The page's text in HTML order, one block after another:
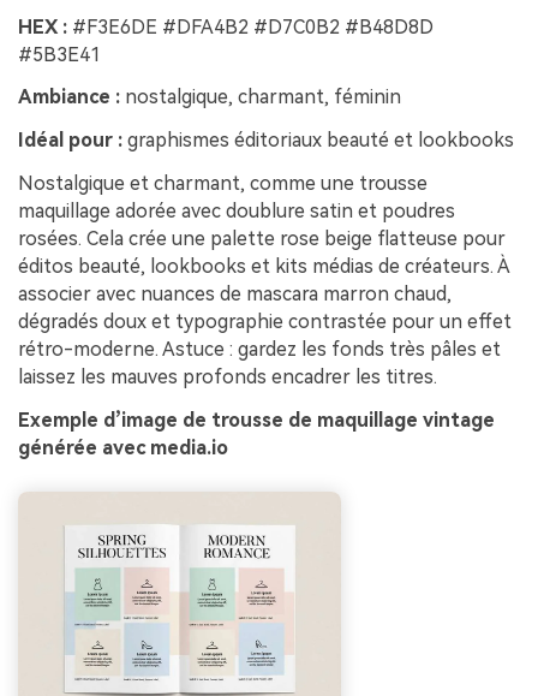
HEX : #F3E6DE #DFA4B2 #D7C0B2 #B48D8D
#5B3E41
Ambiance : nostalgique, charmant, féminin
Idéal pour : graphismes éditoriaux beauté et lookbooks
Nostalgique et charmant, comme une trousse
maquillage adorée avec doublure satin et poudres
rosées. Cela crée une palette rose beige flatteuse pour
éditos beauté, lookbooks et kits médias de créateurs. À
associer avec nuances de mascara marron chaud,
dégradés doux et typographie contrastée pour un effet
rétro-moderne. Astuce : gardez les fonds très pâles et
laissez les mauves profonds encadrer les titres.
Exemple d’image de trousse de maquillage vintage
générée avec media.io